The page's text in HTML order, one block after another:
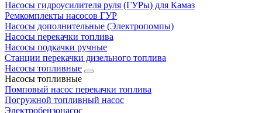
Насосы гидроусилителя руля (ГУРы) для Камаз
Ремкомплекты насосов ГУР
Насосы дополнительные (Электропомпы)
Насосы перекачки топлива
Насосы подкачки ручные
Станции перекачки дизельного топлива
Насосы топливные
Насосы топливные
Помповый насос перекачки топлива
Погружной топливный насос
Электробензонасос